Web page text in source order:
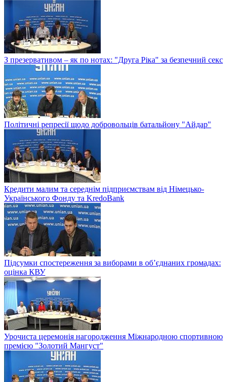
З презервативом – як по нотах: "Друга Ріка" за безпечний секс
Політичні репресії щодо добровольців батальйону "Айдар"
Кредити малим та середнім підприємствам від Німецько-
Українського Фонду та KredoBank
Підсумки спостереження за виборами в об’єднаних громадах:
оцінка КВУ
Урочиста церемонія нагородження Міжнародною спортивною
премією "Золотий Мангуст"